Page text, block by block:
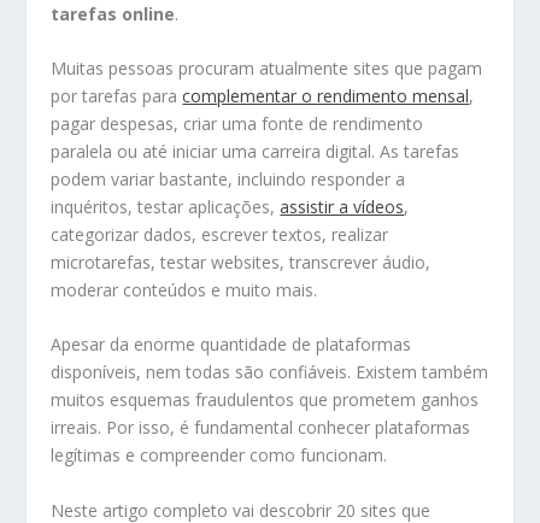
tarefas online.
Muitas pessoas procuram atualmente sites que pagam
por tarefas paracomplementar o rendimento mensal,
pagar despesas, criar uma fonte de rendimento
paralela ou até iniciar uma carreira digital. As tarefas
podem variar bastante, incluindo responder a
inquéritos, testar aplicações,assistir a vídeos,
categorizar dados, escrever textos, realizar
microtarefas, testar websites, transcrever áudio,
moderar conteúdos e muito mais.
Apesar da enorme quantidade de plataformas
disponíveis, nem todas são confiáveis. Existem também
muitos esquemas fraudulentos que prometem ganhos
irreais. Por isso, é fundamental conhecer plataformas
legítimas e compreender como funcionam.
Neste artigo completo vai descobrir 20 sites que